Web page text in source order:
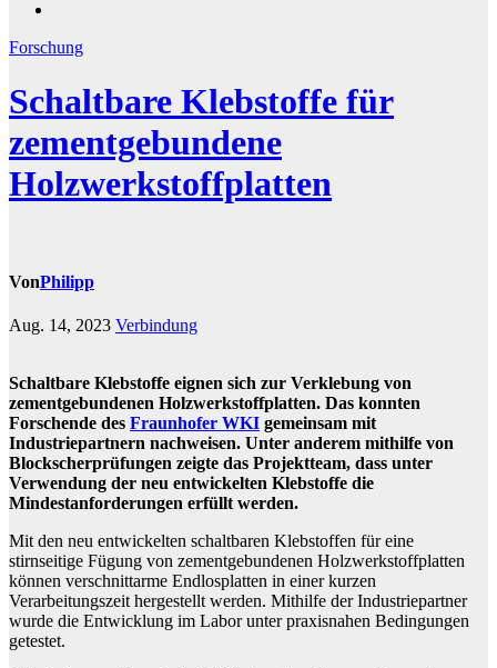
Forschung
Schaltbare Klebstoffe für
zementgebundene
Holzwerkstoffplatten
VonPhilipp
Aug. 14, 2023 Verbindung
Schaltbare Klebstoffe eignen sich zur Verklebung von
zementgebundenen Holzwerkstoffplatten. Das konnten
Forschende des Fraunhofer WKI gemeinsam mit
Industriepartnern nachweisen. Unter anderem mithilfe von
Blockscherprüfungen zeigte das Projektteam, dass unter
Verwendung der neu entwickelten Klebstoffe die
Mindestanforderungen erfüllt werden.
Mit den neu entwickelten schaltbaren Klebstoffen für eine
stirnseitige Fügung von zementgebundenen Holzwerkstoffplatten
können verschnittarme Endlosplatten in einer kurzen
Verarbeitungszeit hergestellt werden. Mithilfe der Industriepartner
wurde die Entwicklung im Labor unter praxisnahen Bedingungen
getestet.